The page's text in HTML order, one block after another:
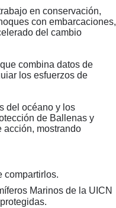
en conservación,
con embarcaciones,
del cambio
combina datos de
los esfuerzos de
del océano y los
de Ballenas y
acción, mostrando
compartirlos.
Marinos de la UICN